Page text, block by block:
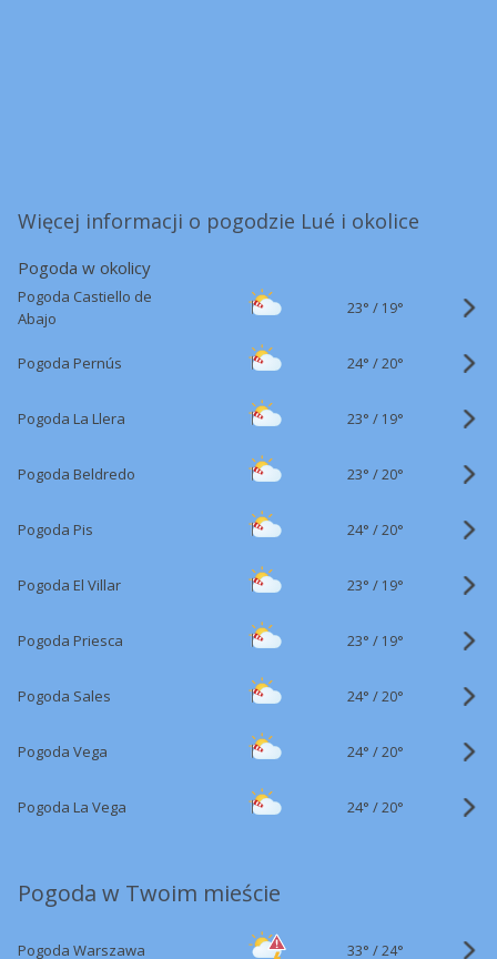
Więcej informacji o pogodzie Lué i okolice
Pogoda w okolicy
Pogoda Castiello de
Abajo
23° / 19°
Pogoda Pernús 24° /20°
Pogoda La Llera 23° / 19°
Pogoda Beldredo 23° /20°
Pogoda Pis 24° /20°
Pogoda El Villar 23° / 19°
Pogoda Priesca 23° / 19°
Pogoda Sales 24° /20°
Pogoda Vega 24° /20°
Pogoda La Vega 24° /20°
Pogoda w Twoim mieście
Pogoda Warszawa 33° /24°